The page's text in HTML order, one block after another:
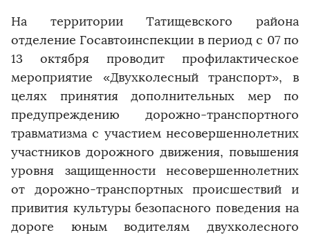
На территории Татищевского района
отделение Госавтоинспекции в период с 07 по
13 октября проводит профилактическое
мероприятие «Двухколесный транспорт», в
целях принятия дополнительных мер по
предупреждению дорожно-транспортного
травматизма с участием несовершеннолетних
участников дорожного движения, повышения
уровня защищенности несовершеннолетних
от дорожно-транспортных происшествий и
привития культуры безопасного поведения на
дороге юным водителям двухколесного